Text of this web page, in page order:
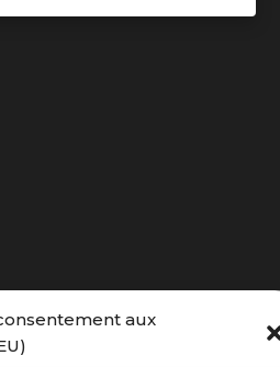
aux
Tous droits réservés | Deisgned by
Design